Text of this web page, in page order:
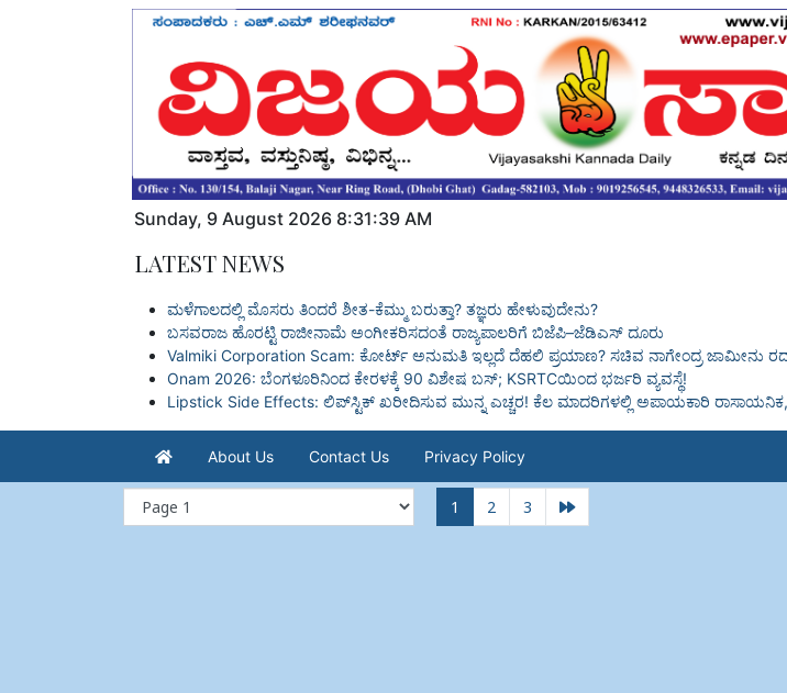
Sunday, 9 August 2026 8:31:40 AM
LATEST NEWS
ಮಳೆಗಾಲದಲ್ಲಿ ಮೊಸರು ತಿಂದರೆ ಶೀತ-ಕೆಮ್ಮು ಬರುತ್ತಾ? ತಜ್ಞರು ಹೇಳುವುದೇನು?
ಬಸವರಾಜ ಹೊರಟ್ಟಿ ರಾಜೀನಾಮೆ ಅಂಗೀಕರಿಸದಂತೆ ರಾಜ್ಯಪಾಲರಿಗೆ ಬಿಜೆಪಿ–ಜೆಡಿಎಸ್ ದೂರು
Valmiki Corporation Scam: ಕೋರ್ಟ್ ಅನುಮತಿ ಇಲ್ಲದೆ ದೆಹಲಿ ಪ್ರಯಾಣ? ಸಚಿವ ನಾಗೇಂದ್ರ ಜಾಮೀನು
Onam 2026: ಬೆಂಗಳೂರಿನಿಂದ ಕೇರಳಕ್ಕೆ 90 ವಿಶೇಷ ಬಸ್‌; KSRTCಯಿಂದ ಭರ್ಜರಿ ವ್ಯವಸ್ಥೆ!
Lipstick Side Effects: ಲಿಪ್‌ಸ್ಟಿಕ್ ಖರೀದಿಸುವ ಮುನ್ನ ಎಚ್ಚರ! ಕೆಲ ಮಾದರಿಗಳಲ್ಲಿ ಅಪಾಯಕಾರಿ
About Us Contact Us Privacy Policy
1 2 3